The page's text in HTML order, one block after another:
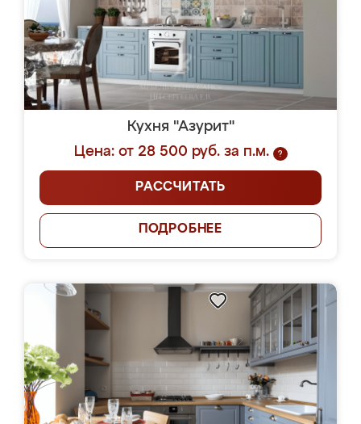
Кухня "Азурит"
Цена: от 28 500 руб. за п.м.
?
РАССЧИТАТЬ
ПОДРОБНЕЕ